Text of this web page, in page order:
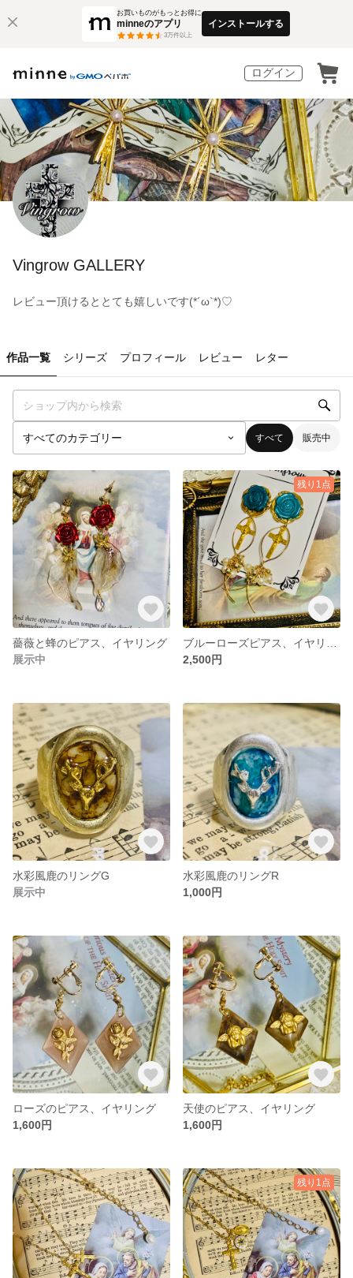
お買いものがもっとお得に
minneのアプリ
3万件以上
インストールする
ログイン
Vingrow GALLERY
レビュー頂けるととても嬉しいです(*´ω`*)♡
作品一覧 シリーズ プロフィール レビュー レター
すべて 販売中
薔薇と蜂のピアス、イヤリング
展示中
残り1点
2,500円
水彩風鹿のリングG
展示中
水彩風鹿のリングR
1,000円
ローズのピアス、イヤリング
1,600円
天使のピアス、イヤリング
1,600円
残り1点